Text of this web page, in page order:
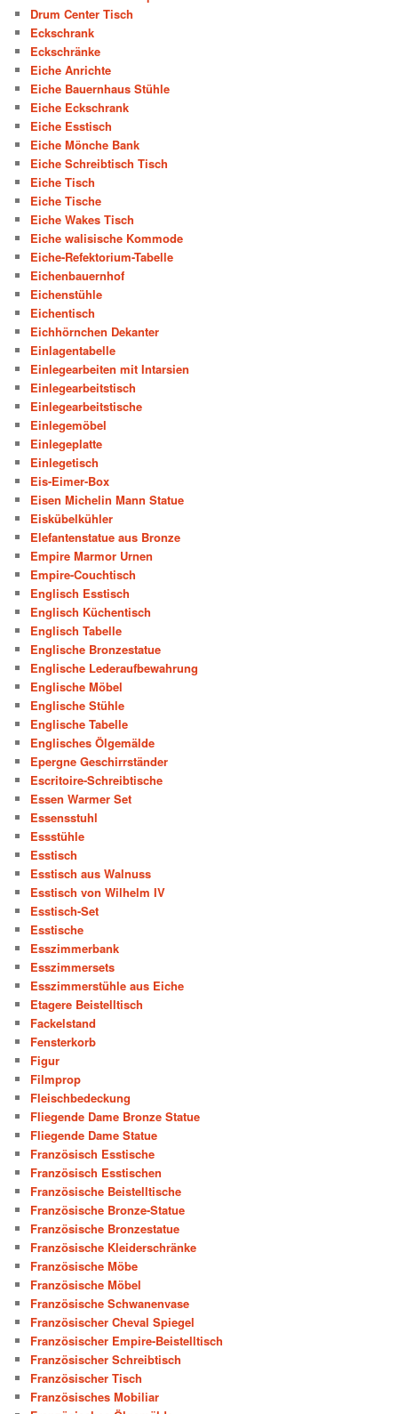
Drum Center Tisch
Eckschrank
Eckschränke
Eiche Anrichte
Eiche Bauernhaus Stühle
Eiche Eckschrank
Eiche Esstisch
Eiche Mönche Bank
Eiche Schreibtisch Tisch
Eiche Tisch
Eiche Tische
Eiche Wakes Tisch
Eiche walisische Kommode
Eiche-Refektorium-Tabelle
Eichenbauernhof
Eichenstühle
Eichentisch
Eichhörnchen Dekanter
Einlagentabelle
Einlegearbeiten mit Intarsien
Einlegearbeitstisch
Einlegearbeitstische
Einlegemöbel
Einlegeplatte
Einlegetisch
Eis-Eimer-Box
Eisen Michelin Mann Statue
Eiskübelkühler
Elefantenstatue aus Bronze
Empire Marmor Urnen
Empire-Couchtisch
Englisch Esstisch
Englisch Küchentisch
Englisch Tabelle
Englische Bronzestatue
Englische Lederaufbewahrung
Englische Möbel
Englische Stühle
Englische Tabelle
Englisches Ölgemälde
Epergne Geschirrständer
Escritoire-Schreibtische
Essen Warmer Set
Essensstuhl
Essstühle
Esstisch
Esstisch aus Walnuss
Esstisch von Wilhelm IV
Esstisch-Set
Esstische
Esszimmerbank
Esszimmersets
Esszimmerstühle aus Eiche
Etagere Beistelltisch
Fackelstand
Fensterkorb
Figur
Filmprop
Fleischbedeckung
Fliegende Dame Bronze Statue
Fliegende Dame Statue
Französisch Esstische
Französisch Esstischen
Französische Beistelltische
Französische Bronze-Statue
Französische Bronzestatue
Französische Kleiderschränke
Französische Möbe
Französische Möbel
Französische Schwanenvase
Französischer Cheval Spiegel
Französischer Empire-Beistelltisch
Französischer Schreibtisch
Französischer Tisch
Französisches Mobiliar